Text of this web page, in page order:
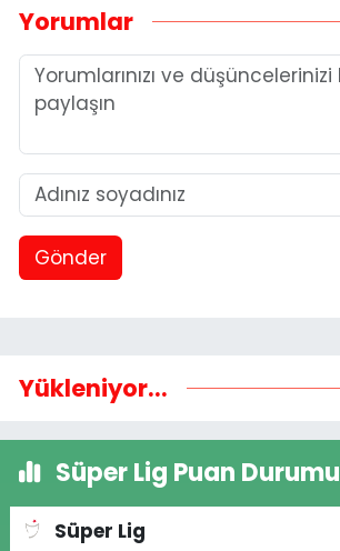
Yorumlar
Gönder
Yükleniyor...
Süper Lig Puan Durumu
Süper Lig